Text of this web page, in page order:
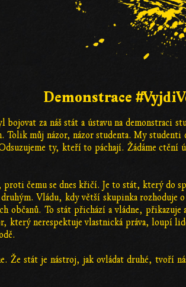
Demonstrace
bojovat za náš stát a ústavu na
Tolik můj názor, názor studenta. My
ty, kteří to páchají. Žádáme ctění
proti čemu se dnes křičí. Je to stát, který do
Vládu, kdy větší skupinka rozhoduje
občanů. To stát přichází a vládne,
který nerespektuje vlastnická práva, loupí
Že stát je nástroj, jak ovládat druhé, tvoří